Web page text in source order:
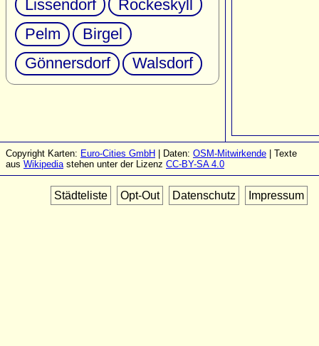
Lissendorf
Rockeskyll
Pelm
Birgel
Gönnersdorf
Walsdorf
Copyright Karten: Euro-Cities GmbH | Daten: OSM-Mitwirkende | Texte
aus Wikipediastehen unter der Lizenz CC-BY-SA 4.0
Städteliste Opt-Out Datenschutz Impressum